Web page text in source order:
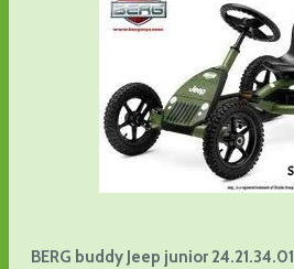
BERG buddy Jeep junior 24.21.34.01